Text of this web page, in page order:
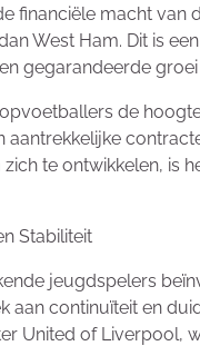
financiële macht
West Ham. Dit is
gegarandeerde
de
aantrekkelijke
te ontwikkelen, is
Stabiliteit
jeugdspelers
aan continuïteit en
United of Liverpool,